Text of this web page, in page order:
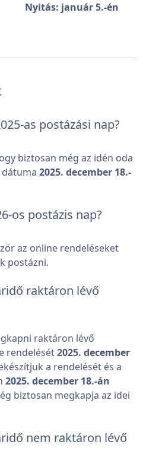
Nyitás: január 5.-én
as postázási nap?
biztosan még az idén oda
2025. december 18.-
os postázis nap?
az online rendeléseket
postázni.
raktáron lévő
raktáron lévő
rendelését2025. december
a rendelését és a
2025. december 18.-án
biztosan megkapja az idei
nem raktáron lévő